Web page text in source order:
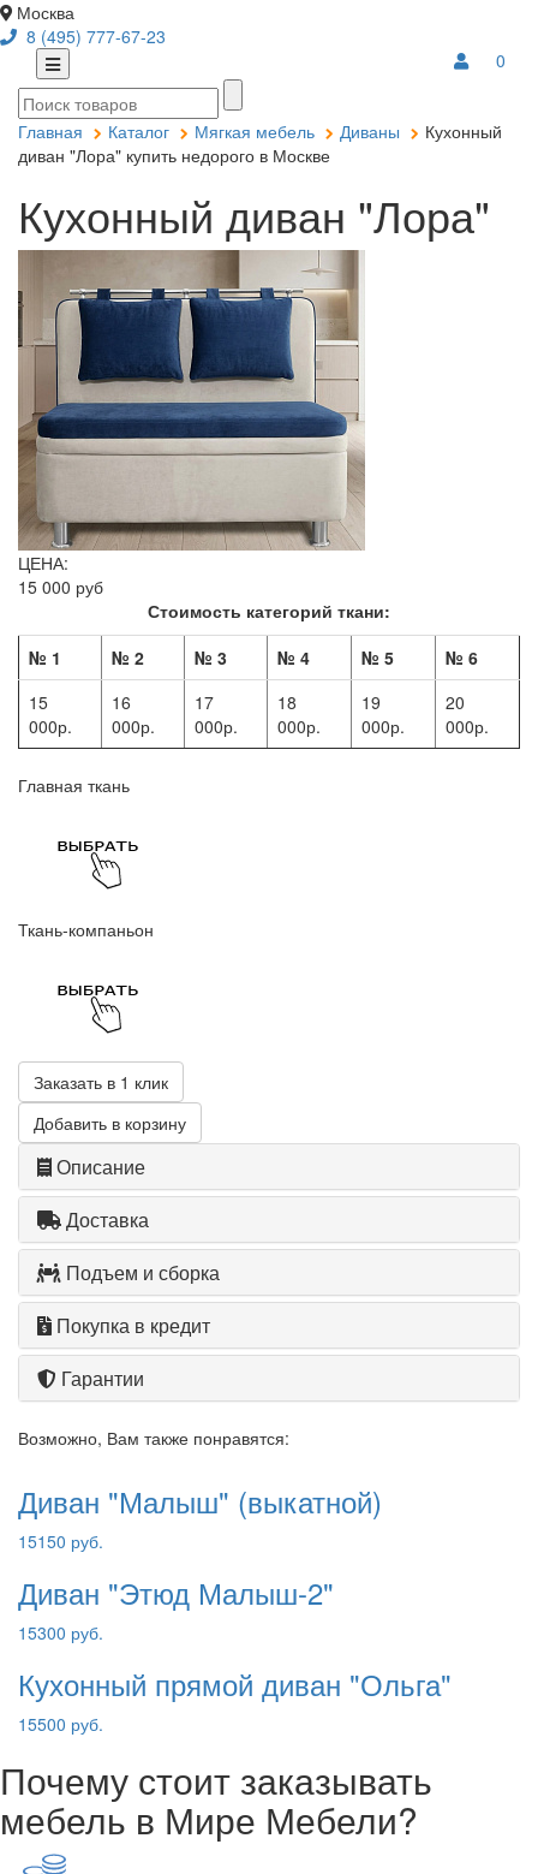
Москва
8 (495) 777-67-23
0
Главная Каталог Мягкая мебель Диваны
Кухонный
диван "Лора" купить недорого в Москве
Кухонный диван "Лора"
ЦЕНА:
15 000 руб
Стоимость категорий ткани:
№ 1
№ 2 № 3 № 4 № 5
№ 6
15
000р.
16
000р.
17
000р.
18
000р.
19
000р.
20
000р.
Главная ткань
Ткань-компаньон
Заказать в 1 клик
Добавить в корзину
Описание
Доставка
Подъем и сборка
Покупка в кредит
Гарантии
Возможно, Вам также понравятся:
Диван "Малыш" (выкатной)
15150 руб.
Диван "Этюд Малыш-2"
15300 руб.
Кухонный прямой диван "Ольга"
15500 руб.
Почему стоит заказывать
мебель в Мире Мебели?